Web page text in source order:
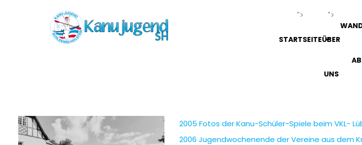
">
STARTSEITE
">
ÜBER
UNS
2005 Fotos der Kanu-Schüler-Spiele beim VKL-
2006 Jugendwochenende der Vereine aus dem